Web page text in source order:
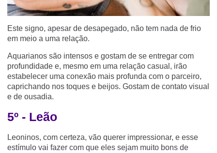
Este signo, apesar de desapegado, não tem nada de frio
em meio a uma relação.
Aquarianos são intensos e gostam de se entregar com
profundidade e, mesmo em uma relação casual, irão
estabelecer uma conexão mais profunda com o parceiro,
caprichando nos toques e beijos. Gostam de contato visual
e de ousadia.
5º - Leão
Leoninos, com certeza, vão querer impressionar, e esse
estímulo vai fazer com que eles sejam muito bons de